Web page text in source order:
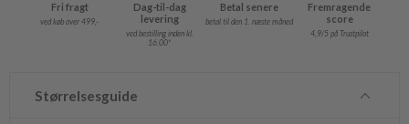
Fri fragt
ved køb over 499,-
Dag-til-dag
levering
ved bestilling inden kl.
16.00*
Betal senere
betal til den 1. næste måned
Fremragende
score
4,9/5 på Trustpilot
Størrelsesguide